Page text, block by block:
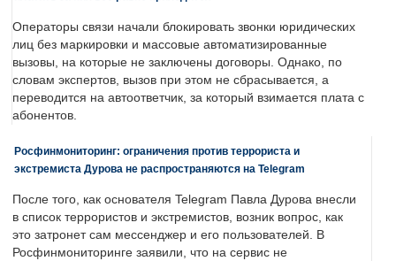
Операторы связи начали блокировать звонки юридических
лиц без маркировки и массовые автоматизированные
вызовы, на которые не заключены договоры. Однако, по
словам экспертов, вызов при этом не сбрасывается, а
переводится на автоответчик, за который взимается плата с
абонентов.
Росфинмониторинг: ограничения против террориста и
экстремиста Дурова не распространяются на Telegram
После того, как основателя Telegram Павла Дурова внесли
в список террористов и экстремистов, возник вопрос, как
это затронет сам мессенджер и его пользователей. В
Росфинмониторинге заявили, что на сервис не